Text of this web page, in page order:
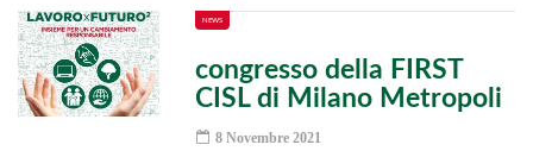
NEWS
congresso della FIRST
CISL di Milano Metropoli
8 Novembre 2021